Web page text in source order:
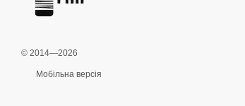
© 2014—2026
Мобільна версія